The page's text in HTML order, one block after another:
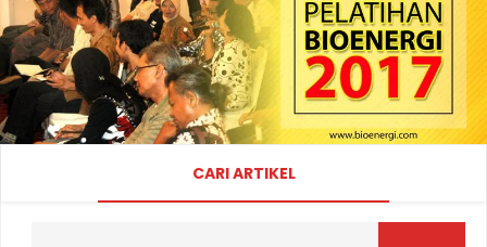
CARI ARTIKEL